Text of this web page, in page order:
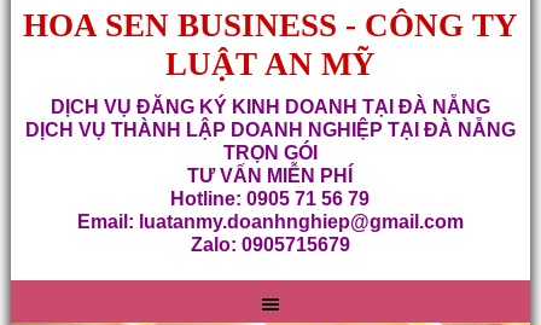
HOA SEN BUSINESS - CÔNG TY
LUẬT AN MỸ
DỊCH VỤ ĐĂNG KÝ KINH DOANH TẠI ĐÀ NẴNG
DỊCH VỤ THÀNH LẬP DOANH NGHIỆP TẠI ĐÀ NẴNG
TRỌN GÓI
TƯ VẤN MIỄN PHÍ
Hotline: 0905 71 56 79
Email: luatanmy.doanhnghiep@gmail.com
Zalo: 0905715679